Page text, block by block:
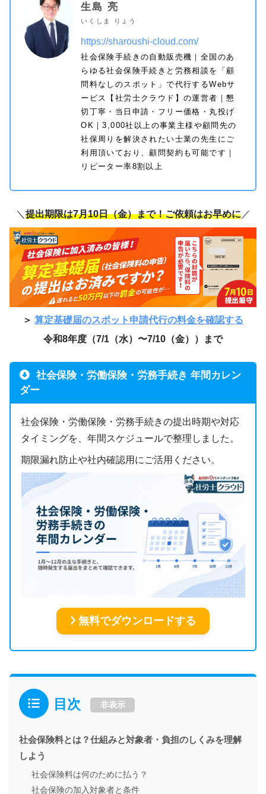
生島 亮
いくしま りょう
https://sharoushi-cloud.com/
社会保険手続きの自動販売機｜全国のあ
らゆる社会保険手続きと労務相談を「顧
問料なしのスポット」で代行するWebサ
ービス【社労士クラウド】の運営者｜懇
切丁寧・当日申請・フリー価格・丸投げ
OK｜3,000社以上の事業主様や顧問先の
社保周りを解決されたい士業の先生にご
利用頂いており、顧問契約も可能です｜
リピーター率8割以上
＼ 提出期限は7月10日（金）まで！ご依頼はお早めに／
＞ 算定基礎届のスポット申請代行の料金を確認する
令和8年度（7/1（水）〜7/10（金））まで
社会保険・労働保険・労務手続き 年間カレン
ダー
社会保険・労働保険・労務手続きの提出時期や対応
タイミングを、年間スケジュールで整理しました。
期限漏れ防止や社内確認用にご活用ください。
無料でダウンロードする
目次 非表示
社会保険料とは？仕組みと対象者・負担のしくみを理解
しよう
社会保険料は何のために払う？
社会保険の加入対象者と条件